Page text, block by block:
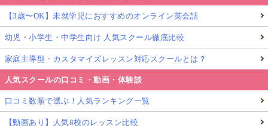
【3歳〜OK】未就学児におすすめのオンライン英会話
幼児・小学生・中学生向け 人気スクール徹底比較
家庭主導型・カスタマイズレッスン対応スクールとは？
人気スクールの口コミ・動画・体験談
口コミ数順で選ぶ！人気ランキング一覧
【動画あり】人気8校のレッスン比較